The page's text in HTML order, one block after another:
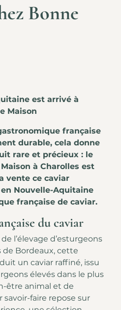
Bonne
est arrivé à
Maison
française
durable, cela donne
rare et précieux : le
à Charolles est
vente ce caviar
Nouvelle-Aquitaine
française de caviar.
du caviar
l’élevage d’esturgeons
de Bordeaux, cette
un caviar raffiné, issu
élevés dans le plus
être animal et de
savoir-faire repose sur